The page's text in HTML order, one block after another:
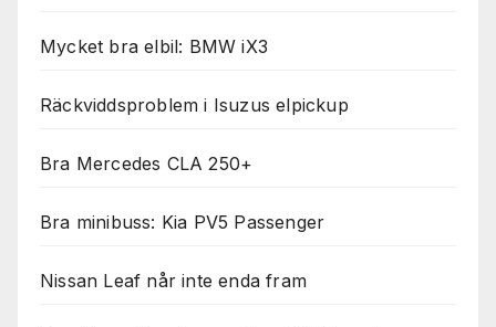
Mycket bra elbil: BMW iX3
Räckviddsproblem i Isuzus elpickup
Bra Mercedes CLA 250+
Bra minibuss: Kia PV5 Passenger
Nissan Leaf når inte enda fram